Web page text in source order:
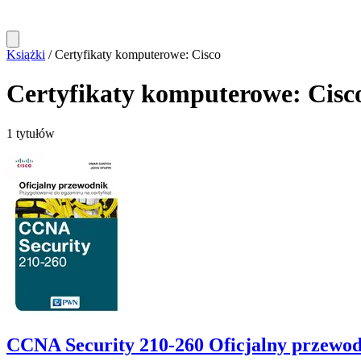
Książki / Certyfikaty komputerowe: Cisco
Certyfikaty komputerowe:
1 tytułów
CCNA Security 210-260 Oficjalny